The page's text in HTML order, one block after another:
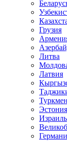
Грузия
Литва
Латвия
Эстония
Израиль